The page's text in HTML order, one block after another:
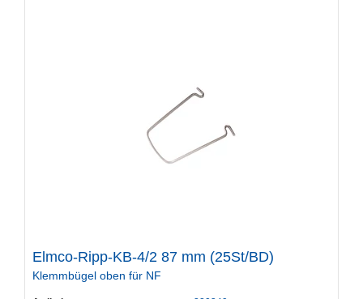
Elmco-Ripp-KB-4/2 87 mm (25St/BD)
Klemmbügel oben für NF